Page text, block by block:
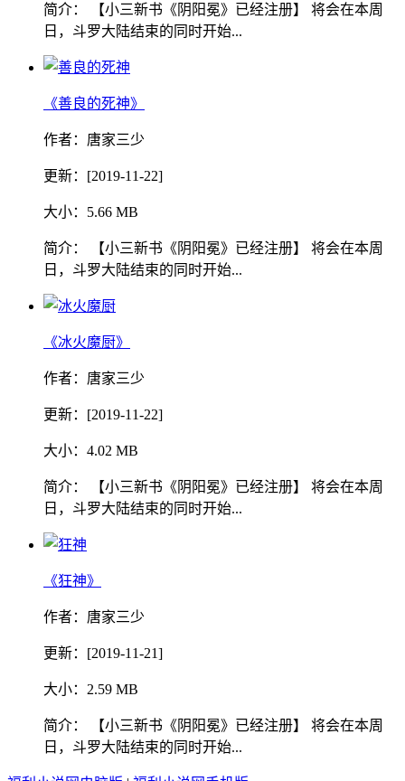
简介： 【小三新书《阴阳冕》已经注册】 将会在本周
日，斗罗大陆结束的同时开始...
《善良的死神》
作者：唐家三少
更新：[2019-11-22]
大小：5.66 MB
简介： 【小三新书《阴阳冕》已经注册】 将会在本周
日，斗罗大陆结束的同时开始...
《冰火魔厨》
作者：唐家三少
更新：[2019-11-22]
大小：4.02 MB
简介： 【小三新书《阴阳冕》已经注册】 将会在本周
日，斗罗大陆结束的同时开始...
《狂神》
作者：唐家三少
更新：[2019-11-21]
大小：2.59 MB
简介： 【小三新书《阴阳冕》已经注册】 将会在本周
日，斗罗大陆结束的同时开始...